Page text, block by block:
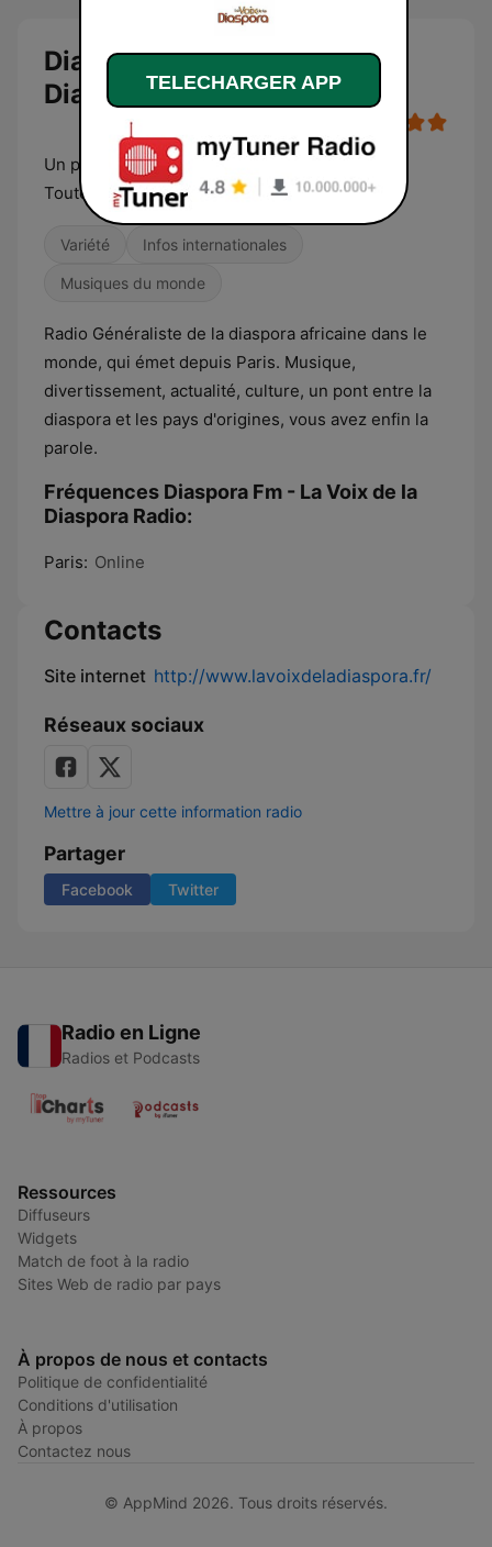
Diaspora Fm - La Voix de la
Diaspora Radio
Un pont entre la diaspora et les pays d’origine
Toutes l’infos sur les Diaspora, c’est ici
Variété Infos internationales
Musiques du monde
Radio Généraliste de la diaspora africaine dans le
monde, qui émet depuis Paris. Musique,
divertissement, actualité, culture, un pont entre la
diaspora et les pays d'origines, vous avez enfin la
parole.
Fréquences Diaspora Fm - La Voix de la
Diaspora Radio:
Paris: Online
Contacts
Site internet http://www.lavoixdeladiaspora.fr/
Réseaux sociaux
Mettre à jour cette information radio
Partager
Facebook Twitter
Radio en Ligne
Radios et Podcasts
Ressources
Diffuseurs
Widgets
Match de foot à la radio
Sites Web de radio par pays
À propos de nous et contacts
Politique de confidentialité
Conditions d'utilisation
À propos
Contactez nous
© AppMind 2026. Tous droits réservés.
TELECHARGER APP